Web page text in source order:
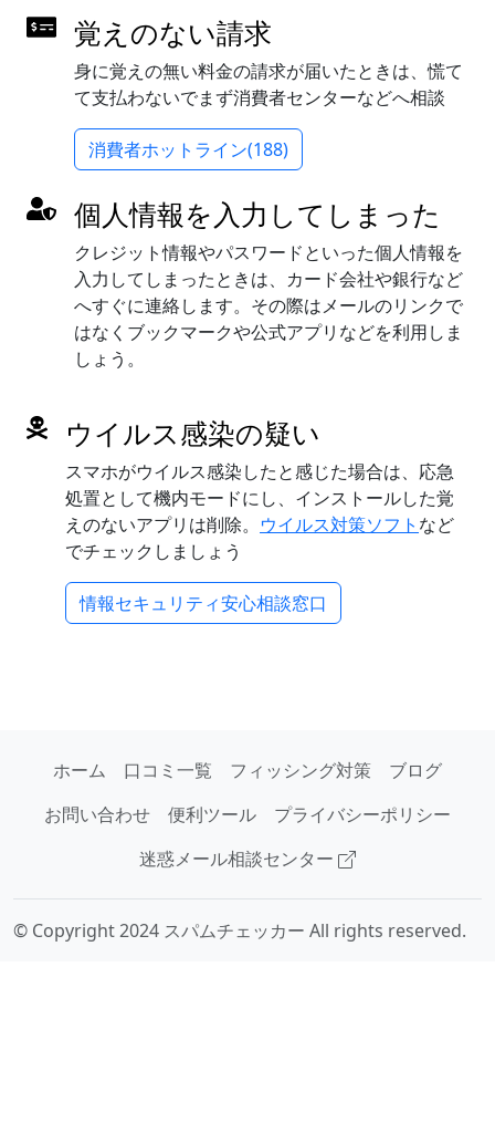
覚えのない請求
身に覚えの無い料金の請求が届いたときは、慌て
て支払わないでまず消費者センターなどへ相談
消費者ホットライン(188)
個人情報を入力してしまった
クレジット情報やパスワードといった個人情報を
入力してしまったときは、カード会社や銀行など
へすぐに連絡します。その際はメールのリンクで
はなくブックマークや公式アプリなどを利用しま
しょう。
ウイルス感染の疑い
スマホがウイルス感染したと感じた場合は、応急
処置として機内モードにし、インストールした覚
えのないアプリは削除。 ウイルス対策ソフト など
でチェックしましょう
情報セキュリティ安心相談窓口
ホーム 口コミ一覧 フィッシング対策
ブログ
お問い合わせ
便利ツール
プライバシーポリシー
迷惑メール相談センター
© Copyright 2024 スパムチェッカー All rights reserved.